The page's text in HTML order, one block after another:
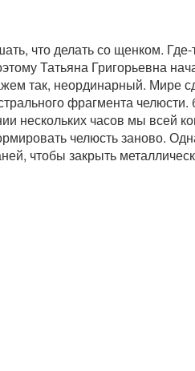
что делать со щенком.
Татьяна Григорьевна
так, неординарный. Мире
фрагмента
нескольких часов мы всей
челюсть заново.
чтобы закрыть